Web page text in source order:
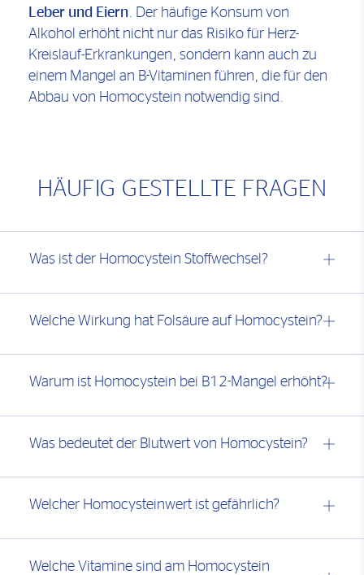
Leber und Eiern. Der häufige Konsum von
Alkohol erhöht nicht nur das Risiko für Herz-
Kreislauf-Erkrankungen, sondern kann auch zu
einem Mangel an B-Vitaminen führen, die für den
Abbau von Homocystein notwendig sind.
HÄUFIG GESTELLTE FRAGEN
Was ist der Homocystein Stoffwechsel?
Welche Wirkung hat Folsäure auf Homocystein?
Warum ist Homocystein bei B12-Mangel erhöht?
Was bedeutet der Blutwert von Homocystein?
Welcher Homocysteinwert ist gefährlich?
Welche Vitamine sind am Homocystein